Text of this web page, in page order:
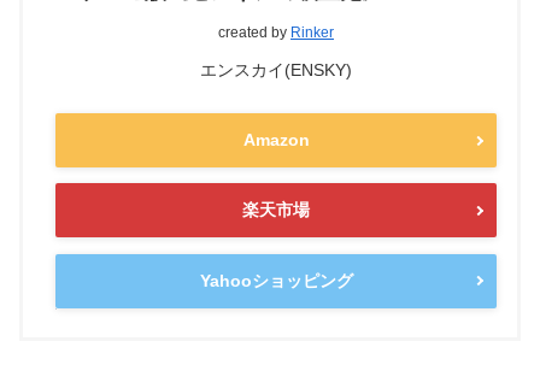
created by Rinker
エンスカイ(ENSKY)
Amazon
楽天市場
Yahooショッピング